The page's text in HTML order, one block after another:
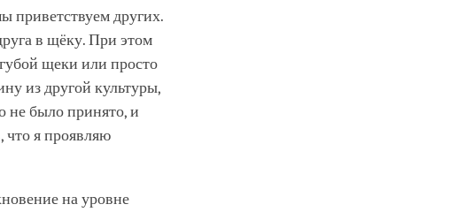
приветствуем других.
в щёку. При этом
губой щеки или просто
из другой культуры,
не было принято, и
что я проявляю
на уровне